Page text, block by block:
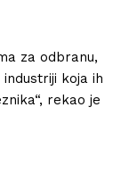
za odbranu,
koja ih
rekao je